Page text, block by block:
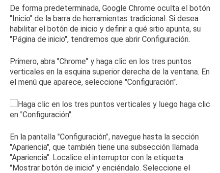
De forma predeterminada, Google Chrome oculta el botón
"Inicio" de la barra de herramientas tradicional. Si desea
habilitar el botón de inicio y definir a qué sitio apunta, su
"Página de inicio", tendremos que abrir Configuración.
Primero, abra "Chrome" y haga clic en los tres puntos
verticales en la esquina superior derecha de la ventana. En
el menú que aparece, seleccione "Configuración".
En la pantalla "Configuración", navegue hasta la sección
"Apariencia", que también tiene una subsección llamada
"Apariencia". Localice el interruptor con la etiqueta
"Mostrar botón de inicio" y enciéndalo. Seleccione el